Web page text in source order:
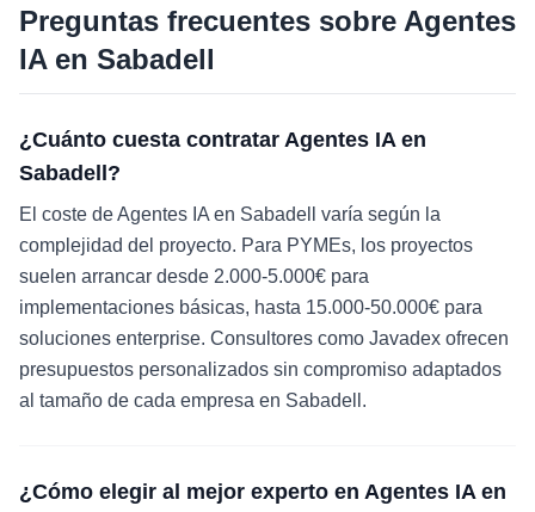
Preguntas frecuentes sobre Agentes
IAen Sabadell
¿Cuánto cuesta contratar Agentes IA en
Sabadell?
El coste de Agentes IA en Sabadell varía según la
complejidad del proyecto. Para PYMEs, los proyectos
suelen arrancar desde 2.000-5.000€ para
implementaciones básicas, hasta 15.000-50.000€ para
soluciones enterprise. Consultores como Javadex ofrecen
presupuestos personalizados sin compromiso adaptados
al tamaño de cada empresa en Sabadell.
¿Cómo elegir al mejor experto en Agentes IA en